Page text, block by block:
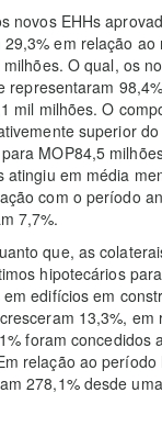
novos EHHs
em relação
O qual, os
representaram
mil milhões. O
superior
MOP84,5
atingiu em média
com o período
7,7%.
que, as
hipotecários
edifícios em
13,3%, em
foram concedidos
relação ao
278,1% desde